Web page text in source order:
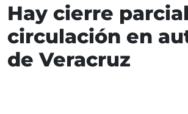
Hay cierre
circulación en
de Veracruz